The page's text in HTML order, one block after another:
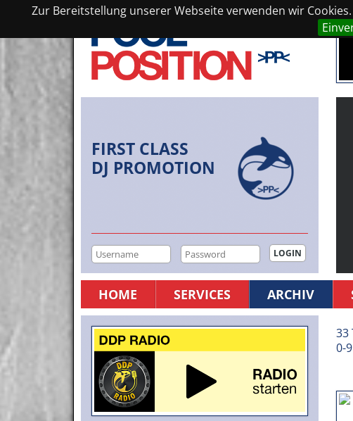
Zur Bereitstellung unserer Webseite verwenden wir
FIRST CLASS
DJ PROMOTION
HOME SERVICES ARCHIV
33
0-9